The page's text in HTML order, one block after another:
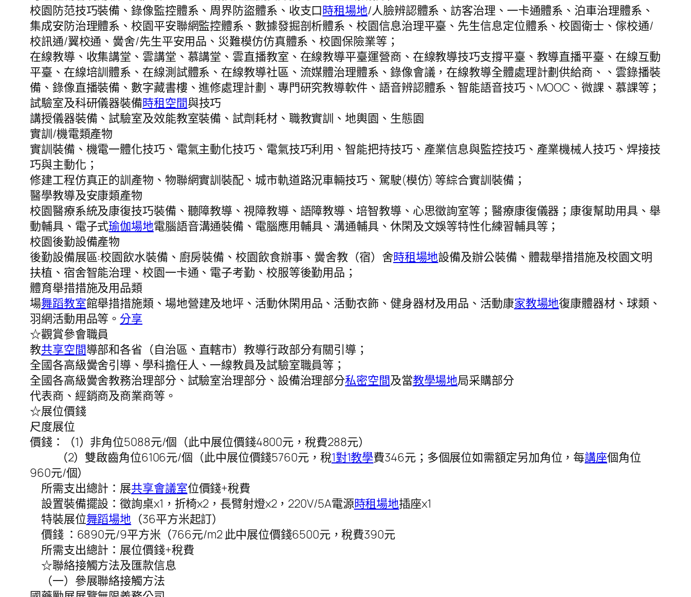
校園防范技巧裝備、錄像監控體系、周界防盜體系、收支口時租場地/人臉辨認體系、訪客治理、一卡通體系、泊車治理體系、
集成安防治理體系、校園平安聯網監控體系、數據發掘剖析體系、校園信息治理平臺、先生信息定位體系、校園衛士、傢校通/
校訊通/翼校通、黌舍/先生平安用品、災難模仿仿真體系、校園保險業等；
在線教導、收集講堂、雲講堂、慕講堂、雲直播教室、在線教導平臺運營商、在線教導技巧支撐平臺、教導直播平臺、在線互動
平臺、在線培訓體系、在線測試體系、在線教導社區、流媒體治理體系、錄像會議，在線教導全體處理計劃供給商、、雲錄播裝
備、錄像直播裝備、數字藏書樓、進修處理計劃、專門研究教導軟件、語音辨認體系、智能語音技巧、MOOC、微課、慕課等；
試驗室及科研儀器裝備時租空間與技巧
講授儀器裝備、試驗室及效能教室裝備、試劑耗材、職教實訓、地輿園、生態園
實訓/機電類產物
實訓裝備、機電一體化技巧、電氣主動化技巧、電氣技巧利用、智能把持技巧、產業信息與監控技巧、產業機械人技巧、焊接技
巧與主動化；
修建工程仿真正的訓產物、物聯網實訓裝配、城市軌道路況車輛技巧、駕駛(模仿) 等綜合實訓裝備；
醫學教導及安康類產物
校園醫療系統及康復技巧裝備、聽障教導、視障教導、語障教導、培智教導、心思徵詢室等；醫療康復儀器；康復幫助用具、舉
動輔具、電子式瑜伽場地電腦語音溝通裝備、電腦應用輔具、溝通輔具、休閑及文娛等特性化練習輔具等；
校園後勤設備產物
後勤設備展區:校園飲水裝備、廚房裝備、校園飲食辦事、黌舍教（宿）舍時租場地設備及辦公裝備、體裁舉措措施及校園文明
扶植、宿舍智能治理、校園一卡通、電子考勤、校服等後勤用品；
體育舉措措施及用品類
場舞蹈教室館舉措措施類、場地營建及地坪、活動休閑用品、活動衣飾、健身器材及用品、活動康家教場地復康體器材、球類、
羽網活動用品等。 分享
☆觀賞參會職員
教共享空間導部和各省（自治區、直轄市）教導行政部分有關引導；
全國各高級黌舍引導、學科擔任人、一線教員及試驗室職員等；
全國各高級黌舍教務治理部分、試驗室治理部分、設備治理部分私密空間及當教學場地局采購部分
代表商、經銷商及商業商等。
☆展位價錢
尺度展位
價錢：（1）非角位5088元/個（此中展位價錢4800元，稅費288元）
（2）雙啟齒角位6106元/個（此中展位價錢5760元，稅1對1教學費346元；多個展位如需額定另加角位，每講座個角位
960元/個）
所需支出總計：展共享會議室位價錢+稅費
設置裝備擺設：徵詢桌x1，折椅x2，長臂射燈x2，220V/5A電源時租場地插座x1
特裝展位舞蹈場地 （36平方米起訂）
價錢 ：6890元/9平方米（766元/m2 此中展位價錢6500元，稅費390元
所需支出總計：展位價錢+稅費
☆聯絡接觸方法及匯款信息
（一）參展聯絡接觸方法